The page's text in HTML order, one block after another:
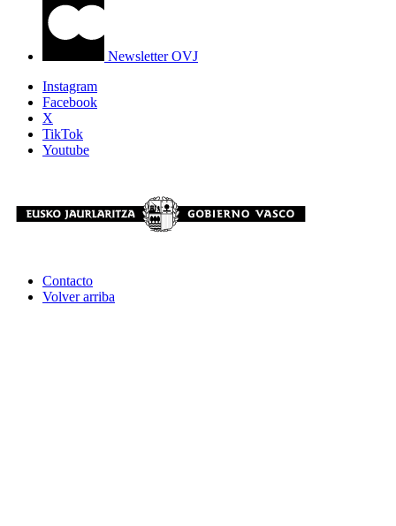
Newsletter OVJ
Instagram
Facebook
X
TikTok
Youtube
Contacto
Volver arriba